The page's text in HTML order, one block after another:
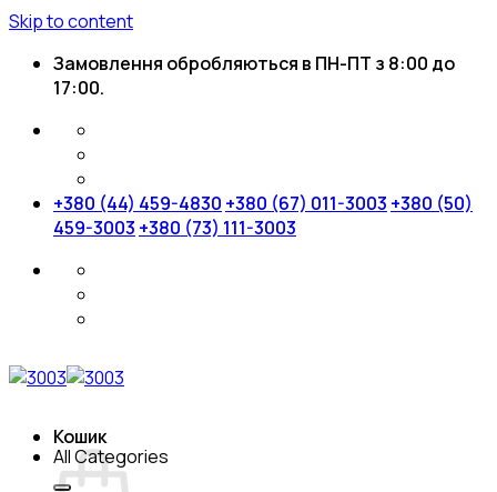
Skip to content
Замовлення обробляються в ПН-ПТ з 8:00 до
17:00.
+380 (44) 459-4830 +380 (67) 011-3003 +380 (50)
459-3003 +380 (73) 111-3003
Кошик
All Categories